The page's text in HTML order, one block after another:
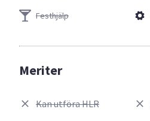
Festhjälp
Meriter
Kan utföra HLR